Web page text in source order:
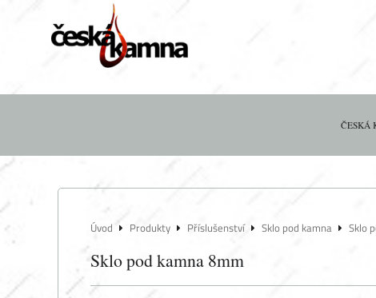
ČESKÁ
Úvod Produkty Příslušenství Sklo pod kamna Sklo
Sklo pod kamna 8mm